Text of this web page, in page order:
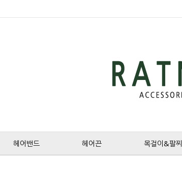
헤어밴드 헤어끈 목걸이&팔찌